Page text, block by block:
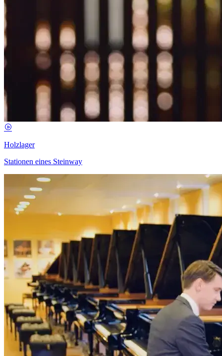
Holzlager
Stationen eines Steinway